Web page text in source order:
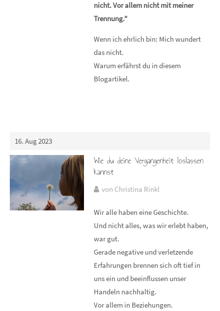
nicht. Vor allem nicht mit meiner
Trennung."
Wenn ich ehrlich bin: Mich wundert
das nicht.
Warum erfährst du in diesem
Blogartikel.
16. Aug 2023
Wie du deine Vergangenheit loslassen
kannst
von Christina Rinkl
Wir alle haben eine Geschichte.
Und nicht alles, was wir erlebt haben,
war gut.
Gerade negative und verletzende
Erfahrungen brennen sich oft tief in
uns ein und beeinflussen unser
Handeln nachhaltig.
Vor allem in Beziehungen.